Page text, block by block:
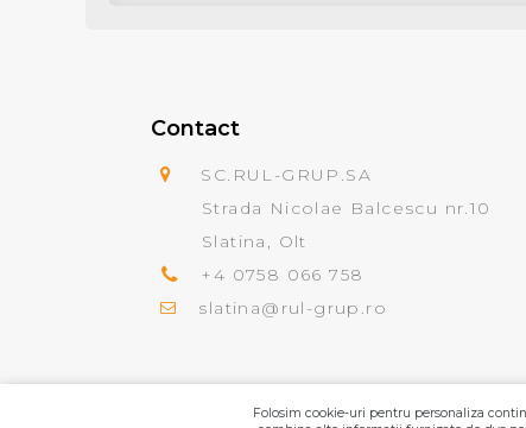
Contact
SC.RUL-GRUP.SA
Strada Nicolae Balcescu nr.10
Slatina, Olt
+4 0758 066 758
slatina@rul-grup.ro
Folosim cookie-uri pentru personaliza